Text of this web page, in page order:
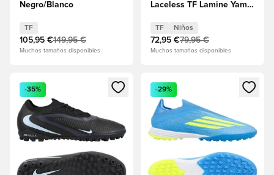
Negro/Blanco
TF
105,95 €149,95 €
Muchos tamaños disponibles
Laceless TF Lamine Yamal
Black/Rojo lúcido Niños
TF Niños
72,95 €79,95 €
Muchos tamaños disponibles
Abre un modal para iniciar sesión o registrarse como
-35%
Abre un modal para iniciar
-29%